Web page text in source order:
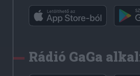
Rádió GaGa